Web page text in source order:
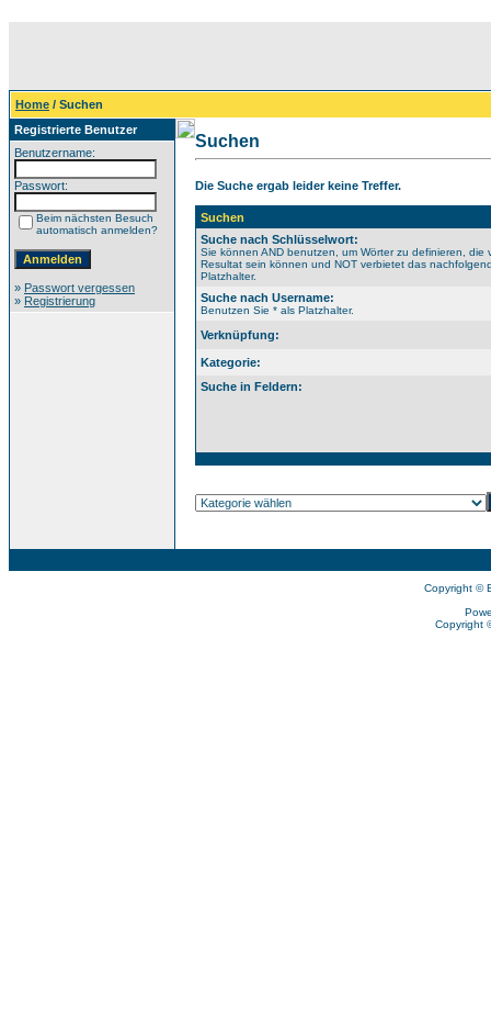
Home / Suchen
Registrierte Benutzer
Benutzername:
Passwort:
Beim nächsten Besuch
automatisch anmelden?
» Passwort vergessen
» Registrierung
Suchen
Die Suche ergab leider keine Treffer.
Suchen
Suche nach Schlüsselwort:
Sie können AND benutzen, um Wörter zu definieren, die
Resultat sein können und NOT verbietet das
Platzhalter.
Suche nach Username:
Benutzen Sie * als Platzhalter.
Verknüpfung:
Kategorie:
Suche in Feldern:
Copyright ©
Copyright